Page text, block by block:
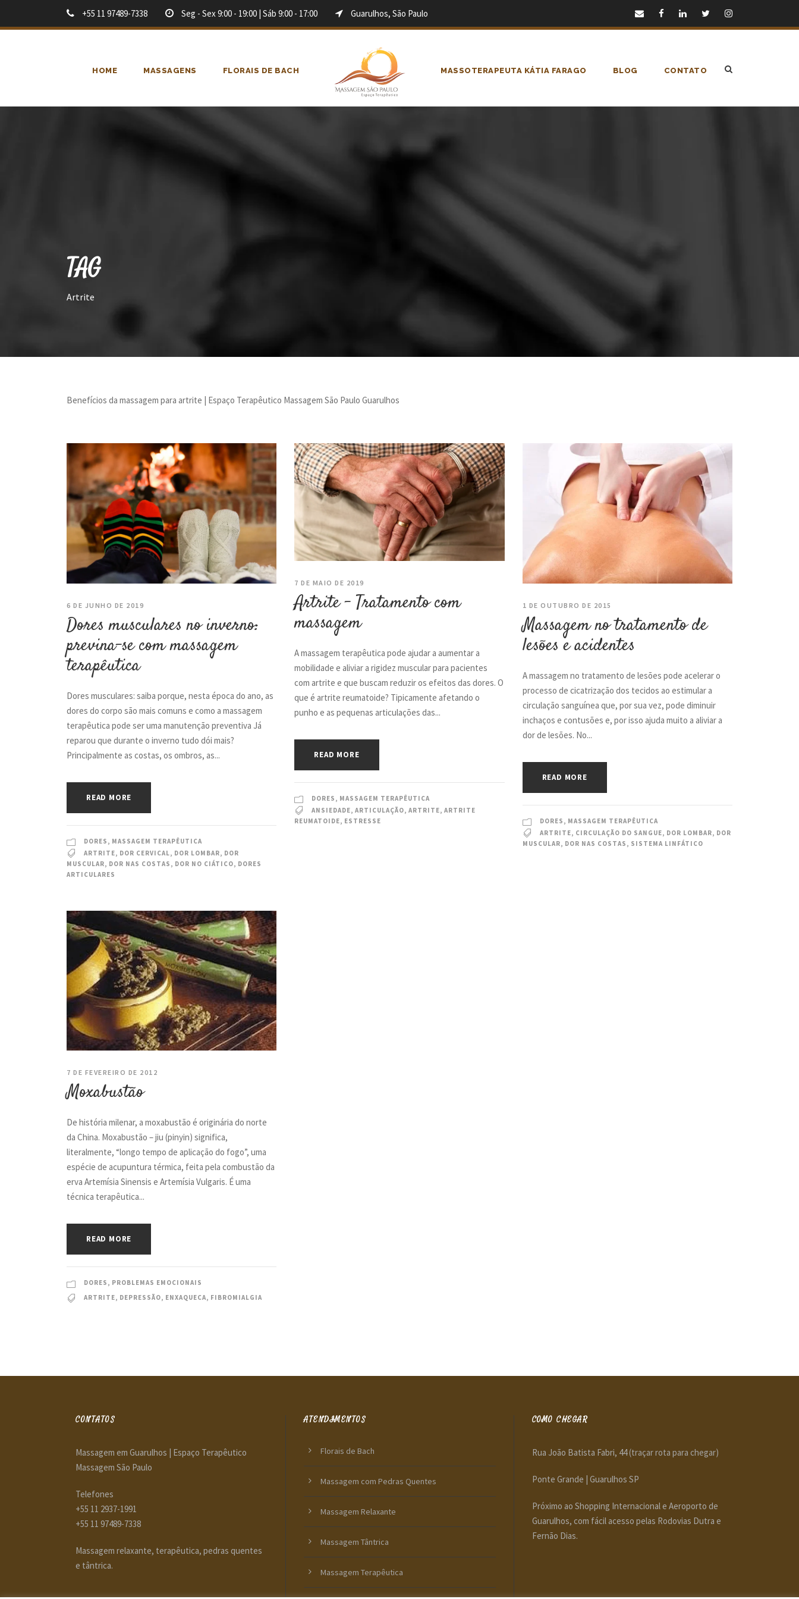
+55 11 97489-7338 Seg - Sex 9:00 - 19:00 | Sáb 9:00 - 17:00 Guarulhos, São Paulo
HOME MASSAGENS FLORAIS DE BACH MASSOTERAPEUTA KÁTIA FARAGO BLOG CONTATO
TAG
Artrite
Benefícios da massagem para artrite | Espaço Terapêutico Massagem São Paulo Guarulhos
6 DE JUNHO DE 2019
Dores musculares no inverno:
previna-se com massagem
terapêutica
Dores musculares: saiba porque, nesta época do ano, as
dores do corpo são mais comuns e como a massagem
terapêutica pode ser uma manutenção preventiva Já
reparou que durante o inverno tudo dói mais?
Principalmente as costas, os ombros, as...
READ MORE
DORES , MASSAGEM TERAPÊUTICA
ARTRITE, DOR CERVICAL, DOR LOMBAR, DOR
MUSCULAR, DOR NAS COSTAS , DOR NO CIÁTICO, DORES
ARTICULARES
7 DE MAIO DE 2019
Artrite – Tratamento com
massagem
A massagem terapêutica pode ajudar a aumentar a
mobilidade e aliviar a rigidez muscular para pacientes
com artrite e que buscam reduzir os efeitos das dores. O
que é artrite reumatoide? Tipicamente afetando o
punho e as pequenas articulações das...
READ MORE
DORES , MASSAGEM TERAPÊUTICA
ANSIEDADE, ARTICULAÇÃO, ARTRITE, ARTRITE
REUMATOIDE, ESTRESSE
1 DE OUTUBRO DE 2015
Massagem no tratamento de
lesões e acidentes
A massagem no tratamento de lesões pode acelerar o
processo de cicatrização dos tecidos ao estimular a
circulação sanguínea que, por sua vez, pode diminuir
inchaços e contusões e, por isso ajuda muito a aliviar a
dor de lesões. No...
READ MORE
DORES , MASSAGEM TERAPÊUTICA
ARTRITE, CIRCULAÇÃO DO SANGUE, DOR LOMBAR, DOR
MUSCULAR, DOR NAS COSTAS , SISTEMA LINFÁTICO
7 DE FEVEREIRO DE 2012
Moxabustão
De história milenar, a moxabustão é originária do norte
da China. Moxabustão – jiu (pinyin) significa,
literalmente, “longo tempo de aplicação do fogo”, uma
espécie de acupuntura térmica, feita pela combustão da
erva Artemísia Sinensis e Artemísia Vulgaris. É uma
técnica terapêutica...
READ MORE
DORES , PROBLEMAS EMOCIONAIS
ARTRITE, DEPRESSÃO, ENXAQUECA, FIBROMIALGIA
CONTATOS
Massagem em Guarulhos | Espaço Terapêutico
Massagem São Paulo
Telefones
+55 11 2937-1991
+55 11 97489-7338
Massagem relaxante, terapêutica, pedras quentes
e tântrica.
ATENDIMENTOS
Florais de Bach
Massagem com Pedras Quentes
Massagem Relaxante
Massagem Tântrica
Massagem Terapêutica
COMO CHEGAR
Rua João Batista Fabri, 44(traçar rota para chegar)
Ponte Grande | Guarulhos SP
Próximo ao Shopping Internacional e Aeroporto de
Guarulhos, com fácil acesso pelas Rodovias Dutra e
Fernão Dias.